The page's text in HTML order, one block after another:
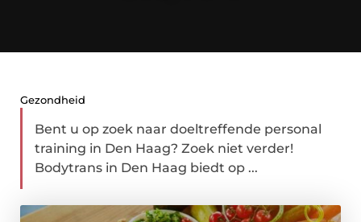
Gezondheid
Bent u op zoek naar doeltreffende personal
training in Den Haag? Zoek niet verder!
Bodytrans in Den Haag biedt op ...